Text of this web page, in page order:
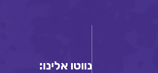
נווטו אלינו: